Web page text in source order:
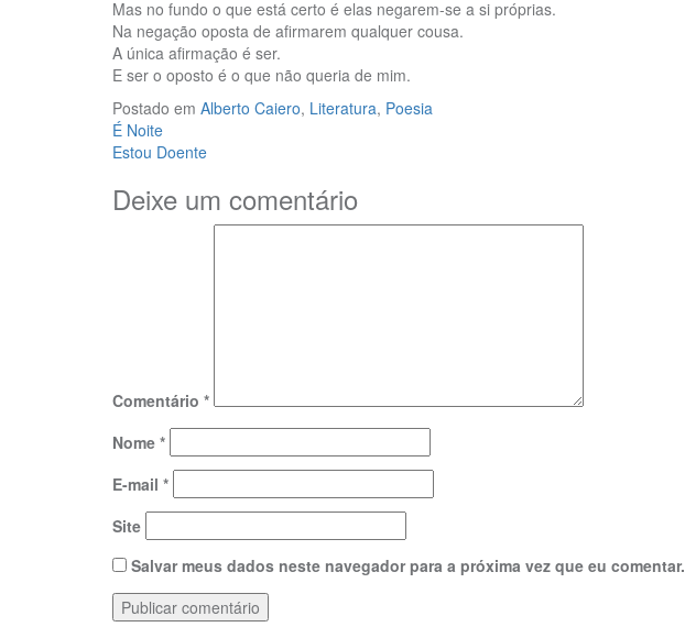
Mas no fundo o que está certo é elas negarem-se a si próprias.
Na negação oposta de afirmarem qualquer cousa.
A única afirmação é ser.
E ser o oposto é o que não queria de mim.
Postado em Alberto Caiero, Literatura, Poesia
Navegação
de
Post
É Noite
Estou Doente
Deixe um comentário
Comentário *
Nome *
E-mail *
Site
Salvar meus dados neste navegador para a próxima vez que eu comentar.